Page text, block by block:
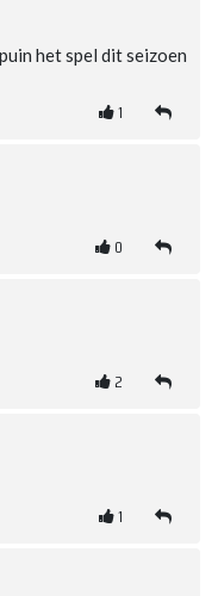
het spel dit seizoen
1
0
2
1